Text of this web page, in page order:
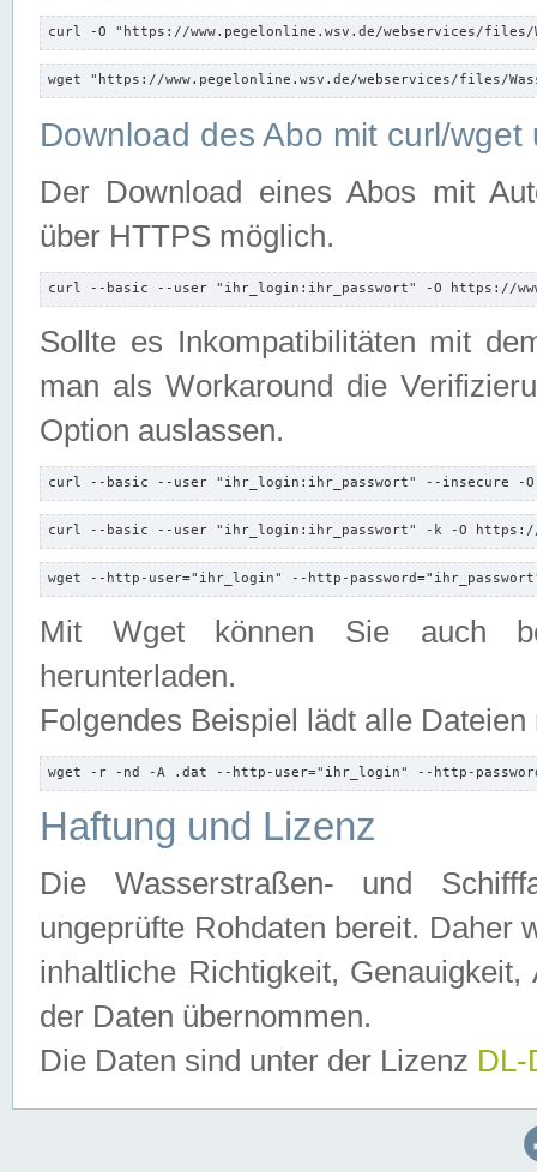
curl -O "https://www.pegelonline.wsv.de/webservices/files/
wget "https://www.pegelonline.wsv.de/webservices/files/
Download des Abo mit curl/
Der Download eines Abos mit
über HTTPS möglich.
curl --basic --user "ihr_login:ihr_passwort" -O https://
Sollte es Inkompatibilitäten mit
man als Workaround die
Option auslassen.
curl --basic --user "ihr_login:ihr_passwort" --insecure -
curl --basic --user "ihr_login:ihr_passwort" -k -O https://
wget --http-user="ihr_login" --http-
Mit Wget können Sie auch
herunterladen.
Folgendes Beispiel lädt alle
wget -r -nd -A .dat --http-user="ihr_login" --http-
Haftung und Lizenz
Die Wasserstraßen- und
ungeprüfte Rohdaten bereit. Daher
inhaltliche Richtigkeit,
der Daten übernommen.
Die Daten sind unter der Lizenz